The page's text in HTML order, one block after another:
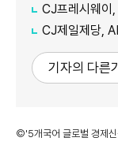
CJ프레시웨이, 2분
CJ제일제당,
기자의 다른
©'5개국어 글로벌 경제신